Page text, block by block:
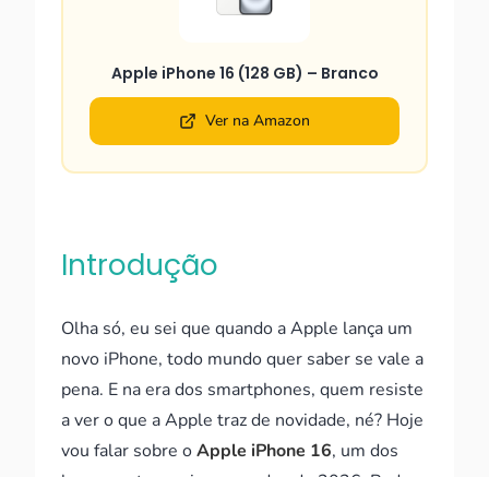
Apple iPhone 16 (128 GB) – Branco
Ver na Amazon
Introdução
Olha só, eu sei que quando a Apple lança um
novo iPhone, todo mundo quer saber se vale a
pena. E na era dos smartphones, quem resiste
a ver o que a Apple traz de novidade, né? Hoje
vou falar sobre oApple iPhone 16, um dos